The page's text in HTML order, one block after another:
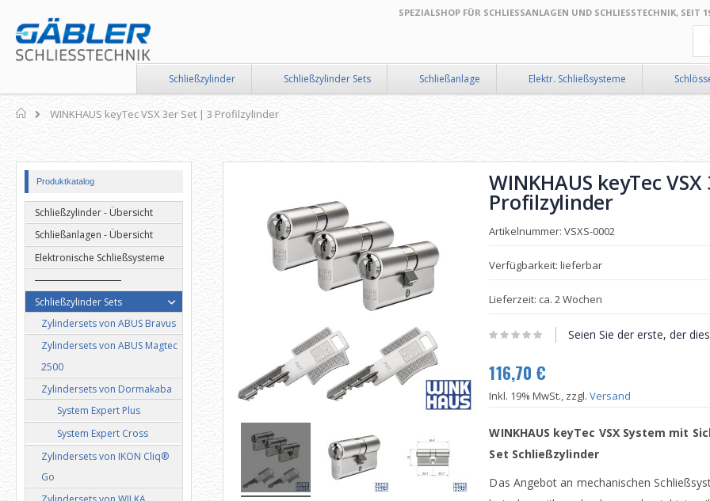
zum
Inhalt
SPEZIALSHOP FÜR SCHLIESSANLAGEN UND SCHLIESSTECHNIK, SEIT
Schließzylinder Schließzylinder Sets Schließanlage Elektr. Schließsysteme
Home
WINKHAUS keyTec VSX 3er Set | 3 Profilzylinder
Bildergalerie
springen
Bildergalerie
springen
WINKHAUS keyTec
Profilzylinder
Artikelnummer: VSXS-0002
Verfügbarkeit: lieferbar
Lieferzeit: ca. 2 Wochen
Seien Sie der erste, der
116,70 €
Inkl. 19% MwSt., zzgl.Versand
WINKHAUS keyTec VSX System mit
Set Schließzylinder
Das Angebot an mechanischen
Produktkatalog
Schließzylinder - Übersicht
Schließanlagen - Übersicht
Elektronische Schließsysteme
Schließzylinder Sets
Zylindersets von ABUS Bravus
Zylindersets von ABUS Magtec
2500
Zylindersets von Dormakaba
System Expert Plus
System Expert Cross
Zylindersets von IKON Cliq®
Go